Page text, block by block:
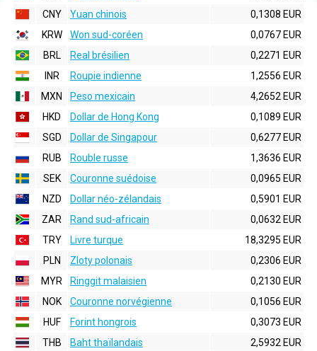
CNY
Yuan chinois
0,1308 EUR
KRW
Won sud-coréen
0,0767 EUR
BRL
Real brésilien
0,2271 EUR
INR
Roupie indienne
1,2556 EUR
MXN
Peso mexicain
4,2652 EUR
HKD
Dollar de Hong Kong
0,1089 EUR
SGD
Dollar de Singapour
0,6277 EUR
RUB
Rouble russe
1,3636 EUR
SEK
Couronne suédoise
0,0965 EUR
NZD
Dollar néo-zélandais
0,5901 EUR
ZAR
Rand sud-africain
0,0632 EUR
TRY
Livre turque
18,3295 EUR
PLN
Zloty polonais
0,2306 EUR
MYR
Ringgit malaisien
0,2130 EUR
NOK
Couronne norvégienne
0,1056 EUR
HUF
Forint hongrois
0,3073 EUR
THB
Baht thaïlandais
2,5932 EUR